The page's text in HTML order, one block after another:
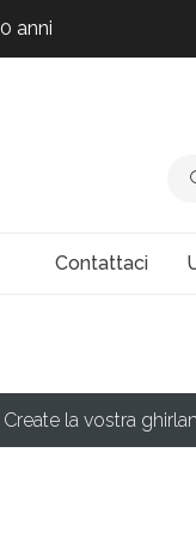
anni
anni
Contattaci
Create la vostra